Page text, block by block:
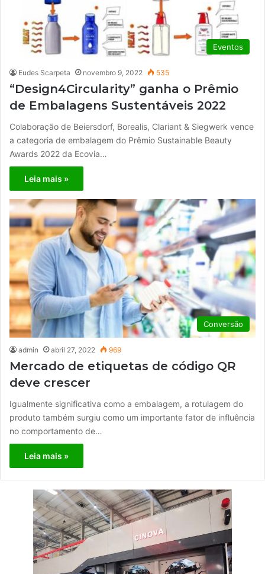
Eventos
Eudes Scarpeta novembro 9, 2022 535
“Design4Circularity” ganha o Prêmio
de Embalagens Sustentáveis ​​2022
Colaboração de Beiersdorf, Borealis, Clariant & Siegwerk vence
a categoria de embalagem do Prêmio Sustainable Beauty
Awards 2022 da Ecovia…
Leia mais »
Conversão
admin abril 27, 2022 969
Mercado de etiquetas de código QR
deve crescer
Igualmente significativa como a embalagem, a rotulagem do
produto também surgiu como um importante fator de influência
no comportamento de…
Leia mais »